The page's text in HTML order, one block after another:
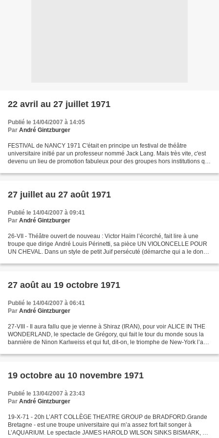
22 avril au 27 juillet 1971
Publié le 14/04/2007 à 14:05
Par André Gintzburger
FESTIVAL de NANCY 1971 C'était en principe un festival de théâtre
universitaire initié par un professeur nommé Jack Lang. Mais très vite, c'est
devenu un lieu de promotion fabuleux pour des groupes hors institutions qui
27 juillet au 27 août 1971
Publié le 14/04/2007 à 09:41
Par André Gintzburger
26-VII - Théâtre ouvert de nouveau : Victor Haïm l’écorché, fait lire à une
troupe que dirige André Louis Périnetti, sa pièce UN VIOLONCELLE POUR
UN CHEVAL. Dans un style de petit Juif persécuté (démarche qui a le don
27 août au 19 octobre 1971
Publié le 14/04/2007 à 06:41
Par André Gintzburger
27-VIII - Il aura fallu que je vienne à Shiraz (IRAN), pour voir ALICE IN THE
WONDERLAND, le spectacle de Grégory, qui fait le tour du monde sous la
bannière de Ninon Karlweiss et qui fut, dit-on, le triomphe de New-York l’an
19 octobre au 10 novembre 1971
Publié le 13/04/2007 à 23:43
Par André Gintzburger
19-X-71 - 20h L’ART COLLÈGE THEATRE GROUP de BRADFORD.Grande
Bretagne - est une troupe universitaire qui m’a assez fort fait songer à
L’AQUARIUM. Le spectacle JAMES HAROLD WILSON SINKS BISMARK, est